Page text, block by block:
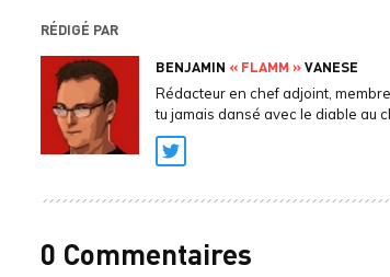
RÉDIGÉ PAR
BENJAMIN « FLAMM »VANESE
Rédacteur en chef adjoint,
tu jamais dansé avec le diable au
Twitter
0 Commentaires